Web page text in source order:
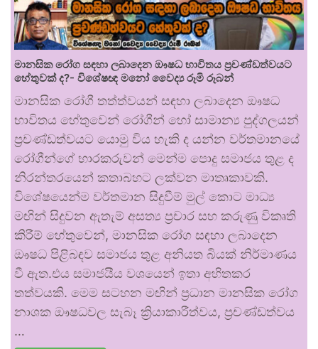
මානසික රෝග සඳහා ලබාදෙන ඖෂධ භාවිතය ප්‍රචණ්ඩත්වයට
හේතුවක් ද?- විශේෂඥ මනෝ වෛද්‍ය රූමි රූබන්
මානසික රෝගී තත්ත්වයන් සඳහා ලබාදෙන ඖෂධ
භාවිතය හේතුවෙන් රෝගීන් හෝ සාමාන්‍ය පුද්ගලයන්
ප්‍රචණ්ඩත්වයට යොමු විය හැකි ද යන්න වර්තමානයේ
රෝගීන්ගේ භාරකරුවන් මෙන්ම පොදු සමාජය තුළ ද
නිරන්තරයෙන් කතාබහට ලක්වන මාතෘකාවකි.
විශේෂයෙන්ම වර්තමාන සිදුවීම් මුල් කොට මාධ්‍ය
මඟින් සිදුවන ඇතැම් අසත්‍ය ප්‍රචාර සහ කරුණු විකෘති
කිරීම් හේතුවෙන්, මානසික රෝග සඳහා ලබාදෙන
ඖෂධ පිළිබඳව සමාජය තුළ අනියත බියක් නිර්මාණය
වී ඇත.එය සමාජයීය වශයෙන් ඉතා අහිතකර
තත්වයකි. මෙම සටහන මඟින් ප්‍රධාන මානසික රෝග
නාශක ඖෂධවල සැබෑ ක්‍රියාකාරීත්වය, ප්‍රචණ්ඩත්වය
…